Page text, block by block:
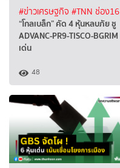
#ข่าวเศรษฐกิจ #TNN ช่อง16
“โกลเบล็ก” คัด 4 หุ้นหลบภัย ชู
ADVANC-PR9-TISCO-BGRIM
เด่น
48